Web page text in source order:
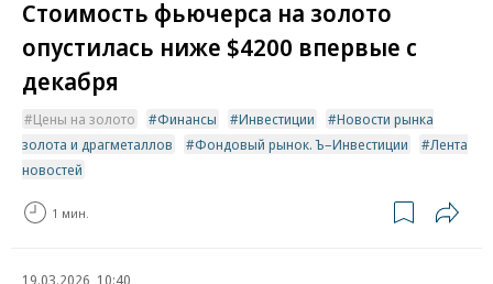
Стоимость фьючерса на золото
опустилась ниже $4200 впервые с
декабря
Цены на золото Финансы Инвестиции
Новости рынка
золота и драгметаллов
Фондовый рынок. Ъ–Инвестиции
Лента
новостей
1 мин.
19.03.2026, 10:40